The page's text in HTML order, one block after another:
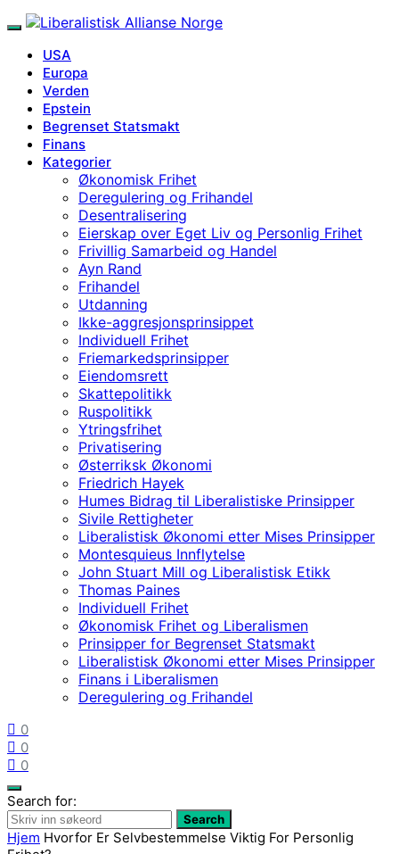
USA
Europa
Verden
Epstein
Begrenset Statsmakt
Finans
Kategorier
Økonomisk Frihet
Deregulering og Frihandel
Desentralisering
Eierskap over Eget Liv og Personlig Frihet
Frivillig Samarbeid og Handel
Ayn Rand
Frihandel
Utdanning
Ikke-aggresjonsprinsippet
Individuell Frihet
Friemarkedsprinsipper
Eiendomsrett
Skattepolitikk
Ruspolitikk
Ytringsfrihet
Privatisering
Østerriksk Økonomi
Friedrich Hayek
Humes Bidrag til Liberalistiske Prinsipper
Sivile Rettigheter
Liberalistisk Økonomi etter Mises Prinsipper
Montesquieus Innflytelse
John Stuart Mill og Liberalistisk Etikk
Thomas Paines
Individuell Frihet
Økonomisk Frihet og Liberalismen
Prinsipper for Begrenset Statsmakt
Liberalistisk Økonomi etter Mises Prinsipper
Finans i Liberalismen
Deregulering og Frihandel
0
0
0
Search for:
Search
Hjem Hvorfor Er Selvbestemmelse Viktig For Personlig